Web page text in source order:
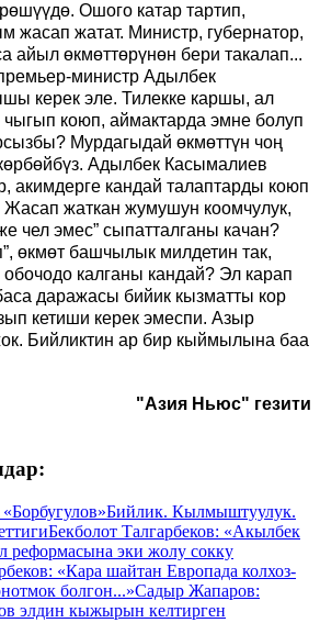
Ошого катар тартип,
жасап жатат. Министр, губернатор,
айыл өкмөттөрүнөн бери такалап...
министр Адылбек
керек эле. Тилекке каршы, ал
чыгып коюп, аймактарда эмне болуп
Мурдагыдай өкмөттүн чоң
Адылбек Касымалиев
акимдерге кандай талаптарды коюп
Жасап жаткан жумушун коомчулук,
чел эмес” сыпатталганы качан?
өкмөт башчылык милдетин так,
калганы кандай? Эл карап
даражасы бийик кызматты кор
кетиши керек эмеспи. Азыр
Бийликтин ар бир кыймылына баа
"Азия Ньюс" гезити
Бийлик. Кылмыштуулук.
Бекболот Талгарбеков: «Акылбек
реформасына эки жолу сокку
«Кара шайтан Европада колхоз-
болгон...»Садыр Жапаров:
элдин кыжырын келтирген